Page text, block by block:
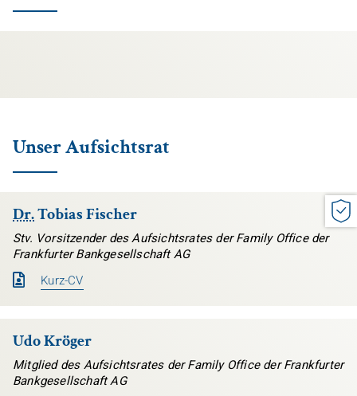
Unser Aufsichtsrat
Dr.Tobias Fischer
Stv. Vorsitzender des Aufsichtsrates der Family Office der
Frankfurter Bankgesellschaft AG
Kurz-CV
Udo Kröger
Mitglied des Aufsichtsrates der Family Office der Frankfurter
Bankgesellschaft AG